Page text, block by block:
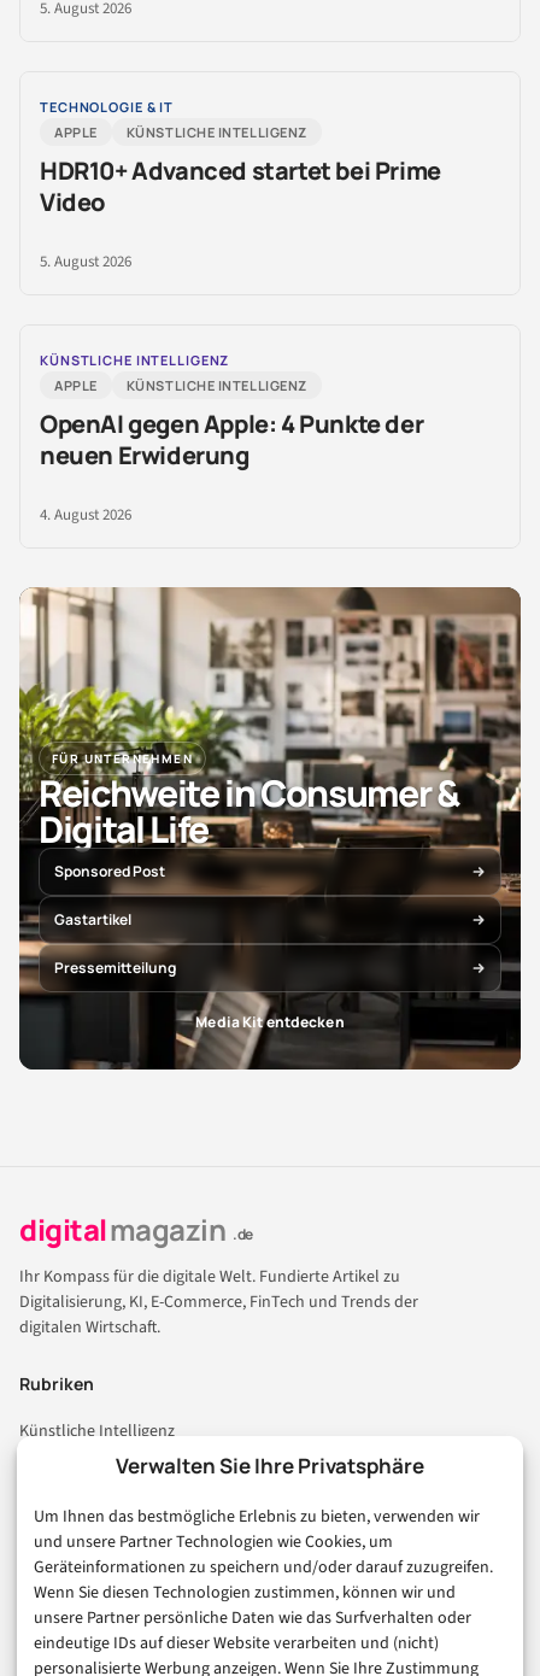
Verwalten Sie Ihre Privatsphäre
Um Ihnen das bestmögliche Erlebnis zu bieten, verwenden wir
und unsere Partner Technologien wie Cookies, um
Geräteinformationen zu speichern und/oder darauf zuzugreifen.
Wenn Sie diesen Technologien zustimmen, können wir und
unsere Partner persönliche Daten wie das Surfverhalten oder
eindeutige IDs auf dieser Website verarbeiten und (nicht)
personalisierte Werbung anzeigen. Wenn Sie Ihre Zustimmung
5. August 2026
TECHNOLOGIE & IT
APPLE
KÜNSTLICHE INTELLIGENZ
HDR10+ Advanced startet bei Prime
Video
5. August 2026
KÜNSTLICHE INTELLIGENZ
APPLE
KÜNSTLICHE INTELLIGENZ
OpenAI gegen Apple: 4 Punkte der
neuen Erwiderung
4. August 2026
FÜR UNTERNEHMEN
Reichweite in Consumer &
Digital Life
Sponsored Post
Gastartikel
Pressemitteilung
Media Kit entdecken
digitalmagazin .de
Ihr Kompass für die digitale Welt. Fundierte Artikel zu
Digitalisierung, KI, E-Commerce, FinTech und Trends der
digitalen Wirtschaft.
Rubriken
Künstliche Intelligenz
Technologie & IT
Consumer & Digital Life
Marketing
Finanzen & FinTech
Business & Karriere
Sicherheit & Recht